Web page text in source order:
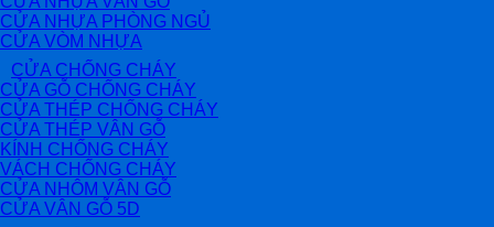
CỬA NHỰA PHÒNG NGỦ
CỬA VÒM NHỰA
CỬA CHỐNG CHÁY
CỬA GỖ CHỐNG CHÁY
CỬA THÉP CHỐNG CHÁY
CỬA THÉP VÂN GỖ
KÍNH CHỐNG CHÁY
VÁCH CHỐNG CHÁY
CỬA NHÔM VÂN GỖ
CỬA VÂN GỖ 5D